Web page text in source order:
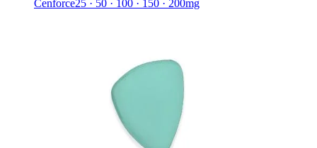
Cenforce25 · 50 · 100 · 150 · 200mg